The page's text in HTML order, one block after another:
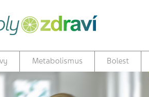
Metabolismus Bolest